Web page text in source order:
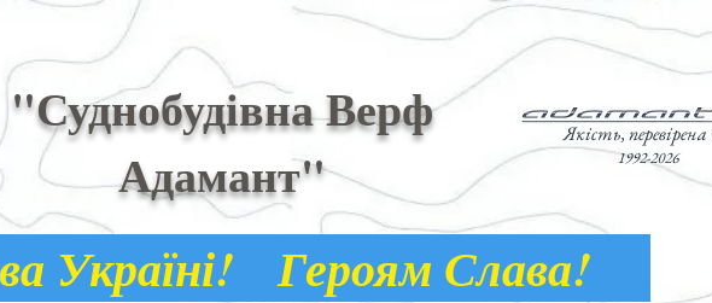
"Суднобудівна Верф
Адамант"
Якість, перевірена
1992-2026
Україні! Героям Слава!